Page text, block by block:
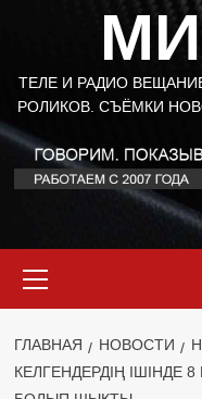
ТЕЛЕ И РАДИО
РОЛИКОВ. СЪЁМКИ
меню
ГЛАВНАЯ НОВОСТИ
КЕЛГЕНДЕРДІҢ ІШІНДЕ